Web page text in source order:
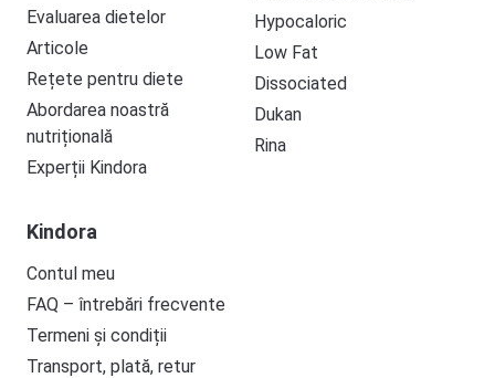
Evaluarea dietelor
Articole
Rețete pentru diete
Abordarea noastră
nutrițională
Experții Kindora
Hypocaloric
Low Fat
Dissociated
Dukan
Rina
Kindora
Contul meu
FAQ – întrebări frecvente
Termeni și condiții
Transport, plată, retur